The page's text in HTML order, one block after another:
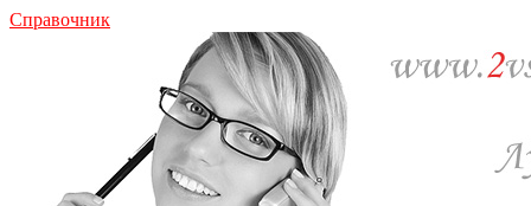
Справочник